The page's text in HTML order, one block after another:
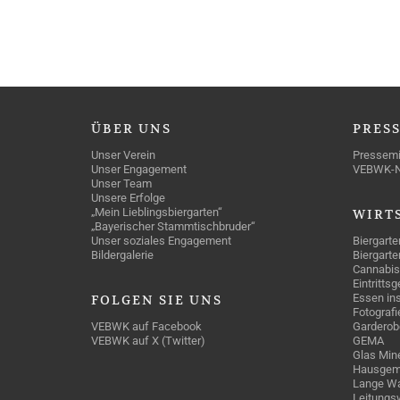
ÜBER UNS
Unser Verein
Unser Engagement
Unser Team
Unsere Erfolge
„Mein Lieblingsbiergarten“
„Bayerischer Stammtischbruder“
Unser soziales Engagement
Bildergalerie
FOLGEN SIE UNS
VEBWK auf Facebook
VEBWK auf X (Twitter)
VEBWK-
Essen
GEMA
Glas
Lange